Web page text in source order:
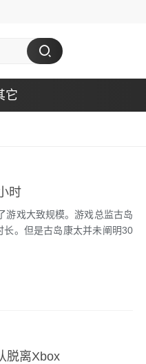
它
时
戏大致规模。游戏总监古岛
。但是古岛康太并未阐明30
脱离Xbox